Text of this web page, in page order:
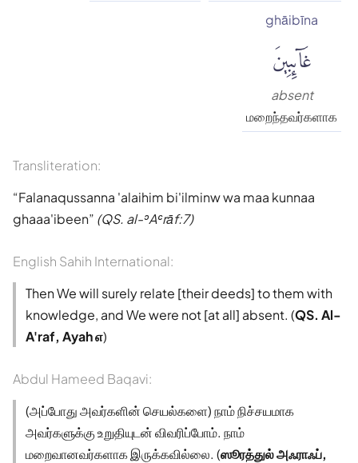
ghāibīna
غَآئِبِينَ
absent
மறைந்தவர்களாக
Transliteration:
Falanaqussanna 'alaihim bi'ilminw wa maa kunnaa
ghaaa'ibeen (QS. al-ʾAʿrāf:7)
English Sahih International:
Then We will surely relate [their deeds] to them with
knowledge, and We were not [at all] absent. (QS. Al-
A'raf, Ayah ௭)
Abdul Hameed Baqavi:
(அப்போது அவர்களின் செயல்களை) நாம் நிச்சயமாக
அவர்களுக்கு உறுதியுடன் விவரிப்போம். நாம்
மறைவானவர்களாக இருக்கவில்லை. (ஸூரத்துல் அஃராஃப்,